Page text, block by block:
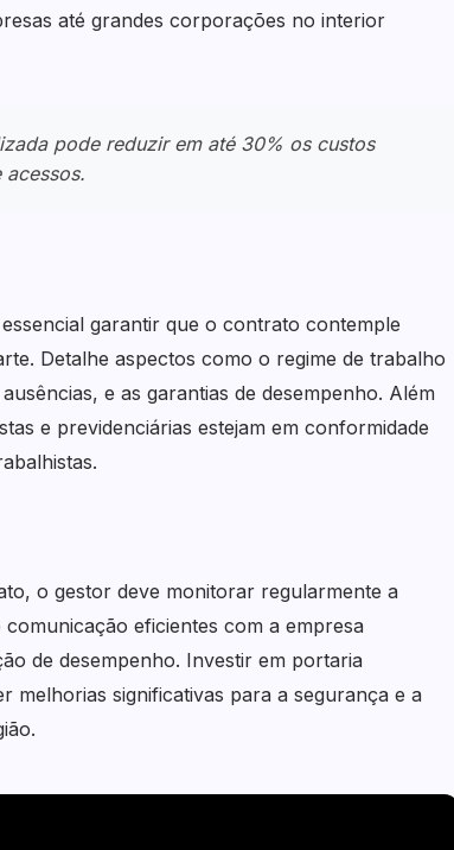
até grandes corporações no interior
pode reduzir em até 30% os custos
garantir que o contrato contemple
Detalhe aspectos como o regime de trabalho
e as garantias de desempenho. Além
e previdenciárias estejam em conformidade
o gestor deve monitorar regularmente a
eficientes com a empresa
de desempenho. Investir em portaria
melhorias significativas para a segurança e a